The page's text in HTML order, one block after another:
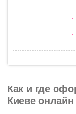
Как и где
Киеве онлайн